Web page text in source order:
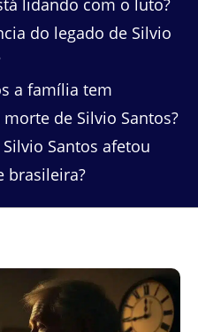
lidando com o luto?
do legado de Silvio
a família tem
de Silvio Santos?
Santos afetou
brasileira?